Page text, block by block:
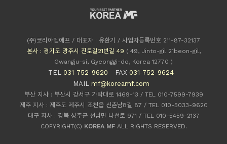
(주)코리아엠에프 / 대표자 : 유환기 / 사업자등록번호 211-87-32137
본사 : 경기도 광주시 진토길21번길 49 ( 49, Jinto-gil 21beon-gil,
Gwangju-si, Gyeonggi-do, Korea 12770 )
TEL 031-752-9620 FAX 031-752-9624
MAIL mf@koreamf.com
부산 지사 : 부산시 강서구 가락대로 1469-13 / TEL 010-7599-7939
제주 지사 : 제주도 제주시 조천읍 신촌남8길 87 / TEL 010-5033-9620
대구 지사 : 경북 성주군 선남면 나선로 971 / TEL 010-5459-2137
COPYRIGHT(C) KOREA MFALL RIGHTS RESERVED.